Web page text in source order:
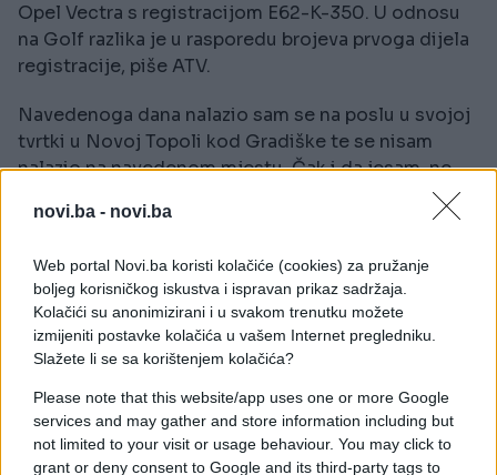
novi.ba - novi.ba
Web portal Novi.ba koristi kolačiće (cookies) za pružanje
boljeg korisničkog iskustva i ispravan prikaz sadržaja.
Kolačići su anonimizirani i u svakom trenutku možete
izmijeniti postavke kolačića u vašem Internet pregledniku.
Slažete li se sa korištenjem kolačića?
Please note that this website/app uses one or more Google
services and may gather and store information including but
not limited to your visit or usage behaviour. You may click to
grant or deny consent to Google and its third-party tags to
Opel Vectra s registracijom E62-K-350. U odnosu
na Golf razlika je u rasporedu brojeva prvoga dijela
registracije, piše ATV.
Navedenoga dana nalazio sam se na poslu u svojoj
tvrtki u Novoj Topoli kod Gradiške te se nisam
nalazio na navedenom mjestu. Čak i da jesam, ne
posjedujem vozilo Golf navedenih registracijskih
oznaka, već vozilo Vectra drugih registracijskih
snositi odgovornost za stres koji je nanesen meni i
obitelji, kao i tko će snositi eventualne troškove i
posljedice ovoga slučaja, pita Bojan Kukavica.
fotografiju svoga automobila na kojem se jasno
vidi registracija.